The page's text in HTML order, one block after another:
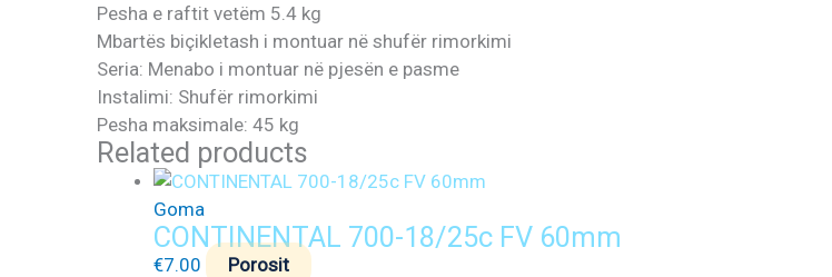
Pesha e raftit vetëm 5.4 kg
Mbartës biçikletash i montuar në shufër rimorkimi
Seria: Menabo i montuar në pjesën e pasme
Instalimi: Shufër rimorkimi
Pesha maksimale: 45 kg
Related products
Goma
CONTINENTAL 700-18/25c FV 60mm
€7.00 Porosit